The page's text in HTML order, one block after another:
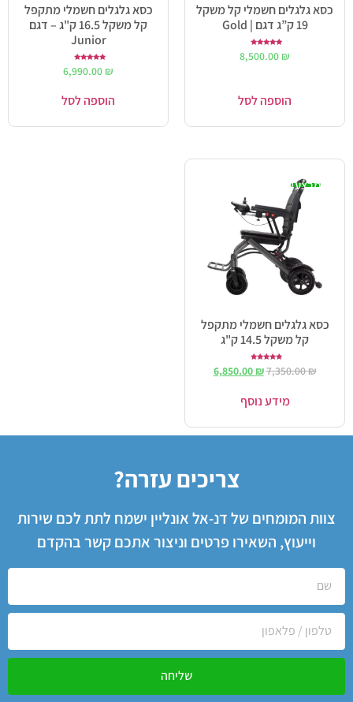
כסא גלגלים חשמלי קל משקל
19 ק”ג דגם | Gold
5.00
8,500.00 ₪
הוספה לסל
כסא גלגלים חשמלי מתקפל
קל משקל 16.5 ק"ג – דגם
Junior
5.00
6,990.00 ₪
הוספה לסל
מבצע!
כסא גלגלים חשמלי מתקפל
קל משקל 14.5 ק"ג
5.00
מתוך 5
7,350.00₪
6,850.00₪
מידע נוסף
צריכים עזרה?
צוות המומחים של דנ-אל אונליין ישמח לתת לכם שירות
וייעוץ, השאירו פרטים וניצור אתכם קשר בהקדם
שליחה